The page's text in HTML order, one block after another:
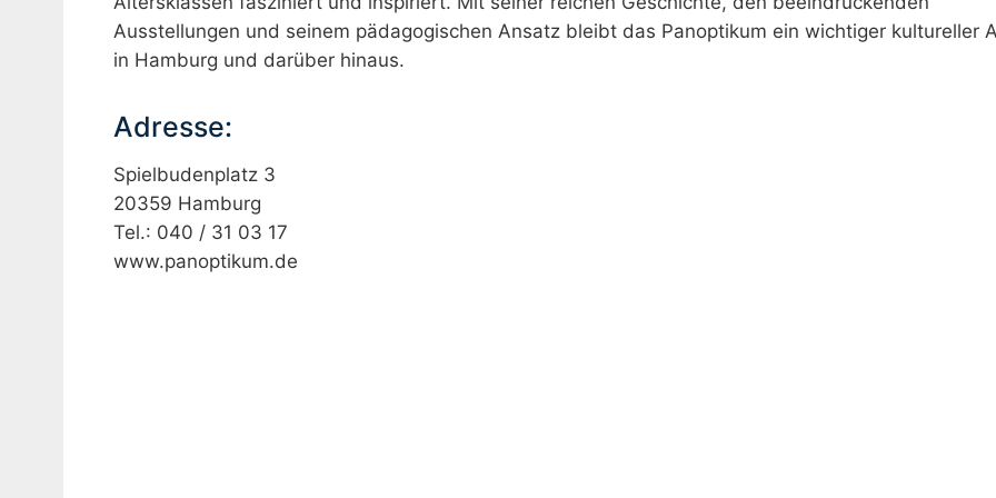
Ausstellungen und seinem pädagogischen Ansatz bleibt das Panoptikum ein wichtiger kultureller
in Hamburg und darüber hinaus.
Adresse:
Spielbudenplatz 3
20359 Hamburg
Tel.: 040 / 31 03 17
www.panoptikum.de